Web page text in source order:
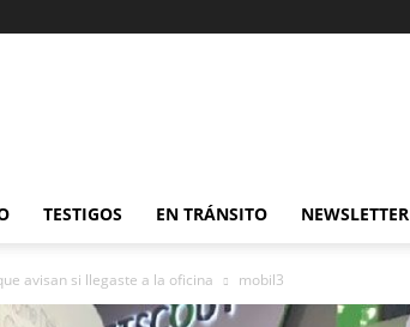
TESTIGOS EN TRÁNSITO NEWSLETTER
avisan si llegaste a la oficina mobil3